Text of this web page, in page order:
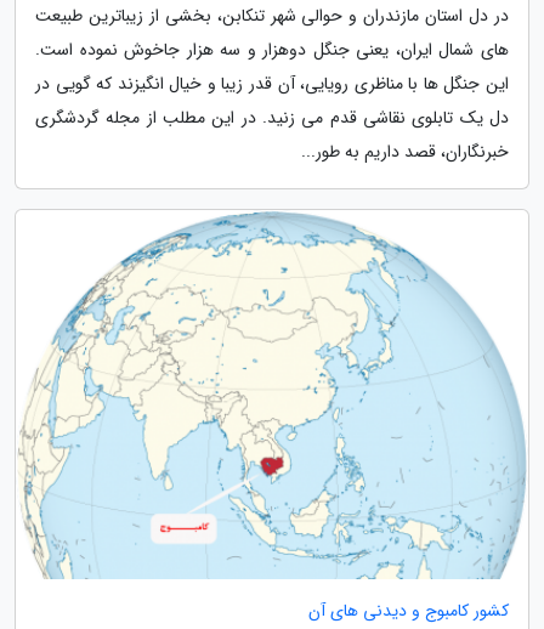
در دل استان مازندران و حوالی شهر تنکابن، بخشی از زیباترین طبیعت
های شمال ایران، یعنی جنگل دوهزار و سه هزار جاخوش نموده است.
این جنگل ها با مناظری رویایی، آن قدر زیبا و خیال انگیزند که گویی در
دل یک تابلوی نقاشی قدم می زنید. در این مطلب از مجله گردشگری
خبرنگاران، قصد داریم به طور...
کشور کامبوج و دیدنی های آن